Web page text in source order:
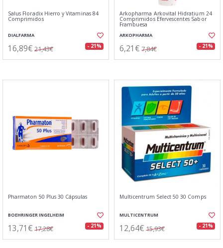
Salus Floradix Hierro y Vitaminas 84
Comprimidos
DIALFARMA
16,89€ 21,43€ - 21%
Arkopharma Arkovital Hidratium 24
Comprimidos Efervescentes Sabor
Frambuesa
ARKOPHARMA
6,21€ 7,84€ - 21%
Pharmaton 50 Plus 30 Cápsulas
BOEHRINGER INGELHEIM
13,71€ 17,28€ - 21%
Multicentrum Select 50 30 Comps
MULTICENTRUM
12,64€ 15,93€ - 21%